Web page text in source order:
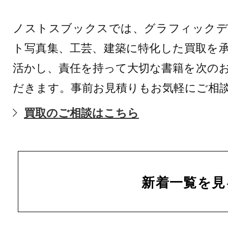
ノストスブックスでは、グラフィック
ト写真集、工芸、建築に特化した買取を
活かし、責任を持って大切な書籍を次の
だきます。事前お見積りもお気軽にご相
買取のご相談はこちら
新着一覧を